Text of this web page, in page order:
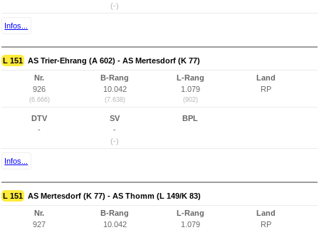
(-)
Infos...
L 151 AS Trier-Ehrang (A 602) - AS Mertesdorf (K 77)
Nr.
926
(6.666)
B-Rang
10.042
(7.638)
L-Rang
1.079
(902)
Land
RP
DTV
-
SV
-
(-)
BPL
Infos...
L 151 AS Mertesdorf (K 77) - AS Thomm (L 149/K 83)
Nr.
927
B-Rang
10.042
L-Rang
1.079
Land
RP